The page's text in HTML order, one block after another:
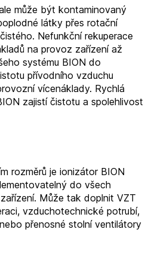
může být kontaminovaný
látky přes rotační
Nefunkční rekuperace
na provoz zařízení až
systému BION do
přívodního vzduchu
vícenáklady. Rychlá
zajistí čistotu a spolehlivost
rozměrů je ionizátor BION
do všech
Může tak doplnit VZT
vzduchotechnické potrubí,
přenosné stolní ventilátory